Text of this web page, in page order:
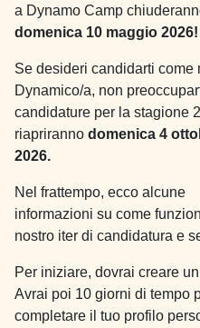
a Dynamo Camp
domenica 10 maggio 2026!
Se desideri candidarti come
Dynamico/a, non
candidature per la stagione
riapriranno domenica 4
2026.
Nel frattempo, ecco alcune
informazioni su come
nostro iter di candidatura e
Per iniziare, dovrai creare
Avrai poi 10 giorni di tempo
completare il tuo profilo